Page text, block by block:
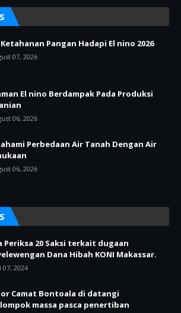
Ketahanan Pangan Hadapi El nino 2026
07, 2026
El nino Berdampak Pada Produksi
06, 2026
Perbedaan Air Tanah Dengan Air
06, 2026
Periksa 20 Saksi terkait dugaan
Dana Hibah KONI Makassar.
07, 2024
Camat Bontoala di datangi
massa pasca penertiban